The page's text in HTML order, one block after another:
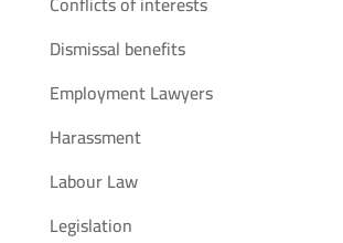
Dismissal benefits
Employment Lawyers
Harassment
Labour Law
Legislation